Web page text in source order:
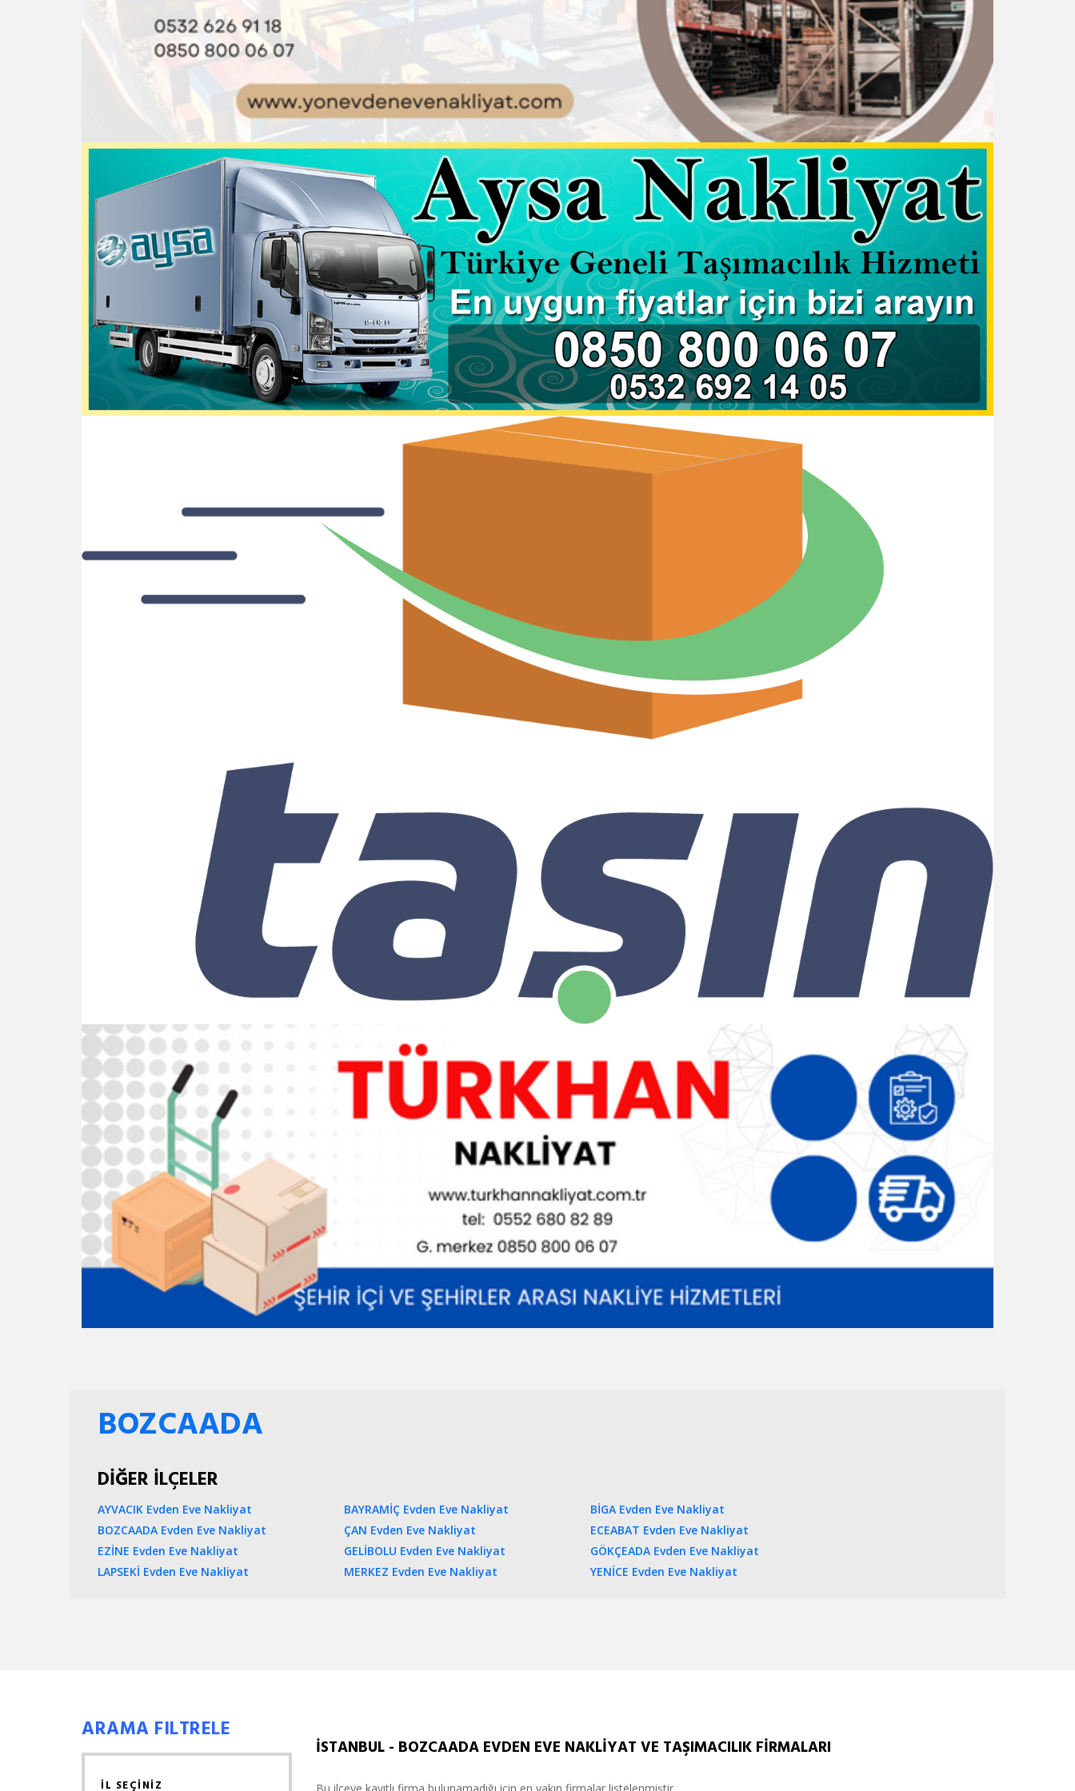
BOZCAADA
DİĞER İLÇELER
AYVACIK Evden Eve Nakliyat BAYRAMİÇ Evden Eve Nakliyat
BİGA Evden Eve Nakliyat
BOZCAADA Evden Eve Nakliyat
ÇAN Evden Eve Nakliyat
ECEABAT Evden Eve Nakliyat
EZİNE Evden Eve Nakliyat
GELİBOLU Evden Eve Nakliyat
GÖKÇEADA Evden Eve Nakliyat
LAPSEKİ Evden Eve Nakliyat
MERKEZ Evden Eve Nakliyat YENİCE Evden Eve Nakliyat
ARAMA FILTRELE
İL SEÇİNİZ
İSTANBUL - BOZCAADA EVDEN EVE NAKLİYAT VE TAŞIMACILIK FİRMALARI